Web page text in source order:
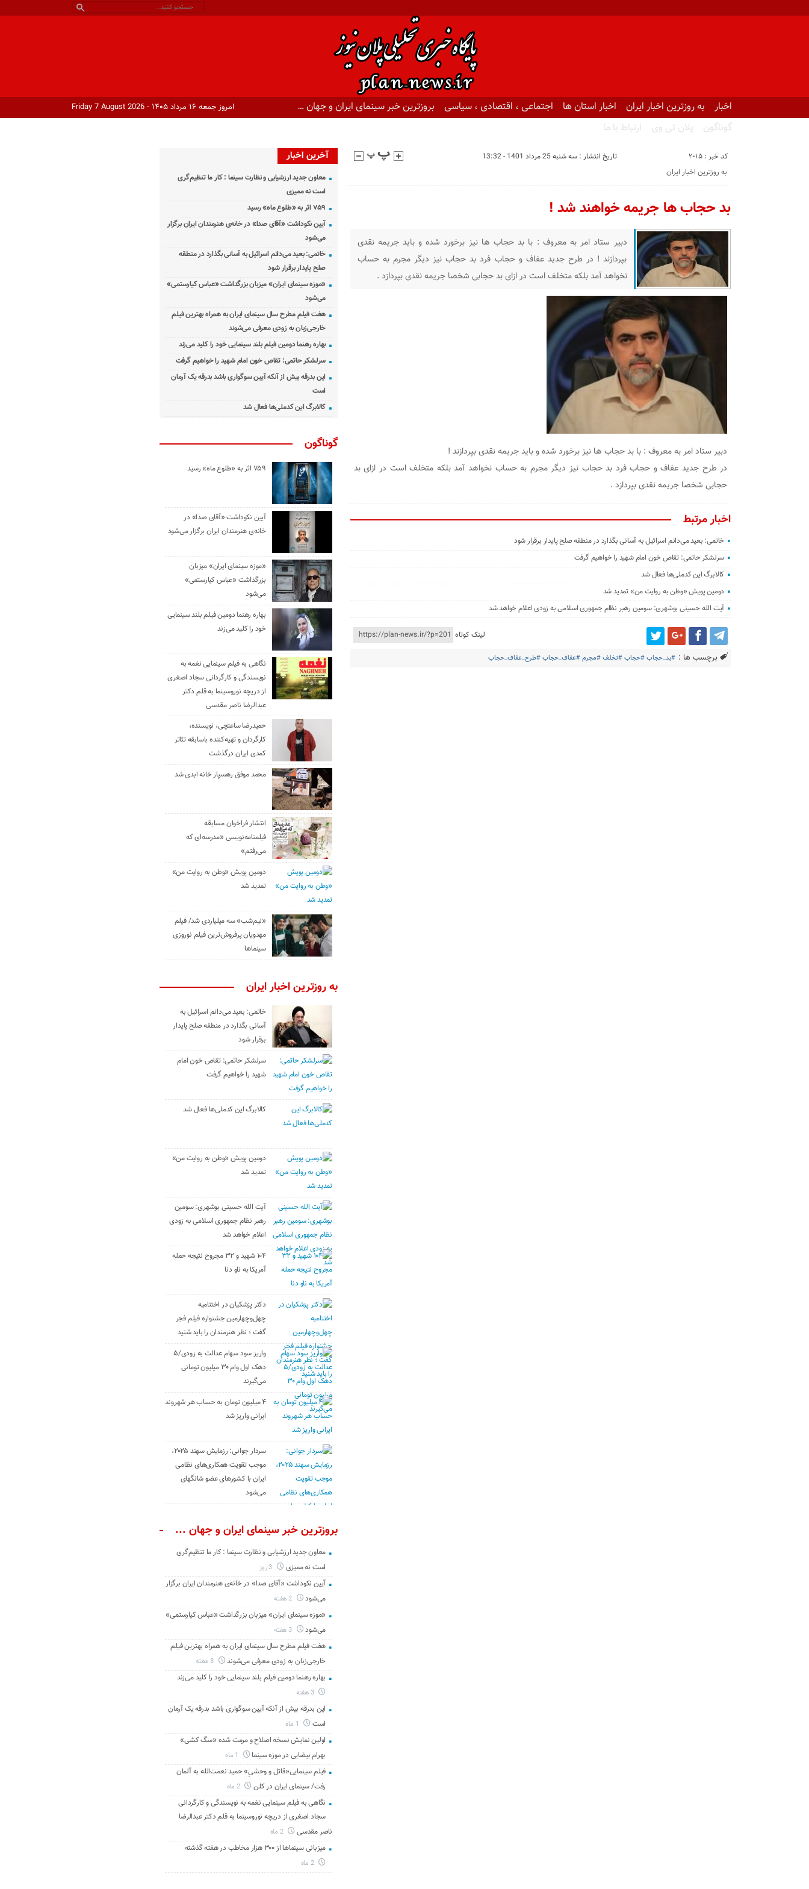
اخبار به روزترین اخبار ایران اخبار استان ها اجتماعی ، اقتصادی ، سیاسی
بروزترین خبر سینمای ایران و جهان …
گوناگون
پلان تی وی ارتباط با ما
امروز جمعه ۱۶ مرداد ۱۴۰۵ - Friday 7 August 2026
کد خبر : 2015
تاریخ انتشار : سه شنبه 25 مرداد 1401 - 13:32
به روزترین اخبار ایران
بد حجاب ها جریمه خواهند شد !
دبیر ستاد امر به معروف : با بد حجاب ها نیز برخورد شده و باید جریمه نقدی
بپردازند ! در طرح جدید عفاف و حجاب فرد بد حجاب نیز دیگر مجرم به حساب
نخواهد آمد بلکه متخلف است در ازای بد حجابی شخصا جریمه نقدی بپردازد .
دبیر ستاد امر به معروف : با بد حجاب ها نیز برخورد شده و باید جریمه نقدی بپردازند !
در طرح جدید عفاف و حجاب فرد بد حجاب نیز دیگر مجرم به حساب نخواهد آمد بلکه متخلف است در ازای بد
حجابی شخصا جریمه نقدی بپردازد .
اخبار مرتبط
خاتمی: بعید می‌دانم اسرائیل به آسانی بگذارد در منطقه صلح پایدار برقرار شود
سرلشکر حاتمی: تقاص خون امام شهید را خواهیم گرفت
کالابرگ این کدملی‌ها فعال شد
دومین پویش «وطن به روایت من» تمدید شد
آیت الله حسینی بوشهری: سومین رهبر نظام جمهوری اسلامی به زودی اعلام خواهد شد
لینک کوتاه
برچسب ها : #بد_حجاب #حجاب #تخلف #مجرم #عفاف_حجاب #طرح_عفاف_حجاب
آخرین اخبار
معاون جدید ارزشیابی و نظارت سینما : کار ما تنظیم‌گری
است نه ممیزی
۷۵۹ اثر به «طلوع ماه» رسید
آیین نکوداشت «آقای صدا» در خانه‌ی هنرمندان ایران برگزار
می‌شود
خاتمی: بعید می‌دانم اسرائیل به آسانی بگذارد در منطقه
صلح پایدار برقرار شود
«موزه سینمای ایران» میزبان بزرگداشت «عباس کیارستمی»
می‌شود
هفت فیلم مطرح سال سینمای ایران به همراه بهترین فیلم
خارجی‌زبان به زودی معرفی می‌شوند
بهاره رهنما دومین فیلم بلند سینمایی خود را کلید می‌زند
سرلشکر حاتمی: تقاص خون امام شهید را خواهیم گرفت
این بدرقه بیش از آنکه آیین سوگواری باشد بدرقه یک آرمان
است
کالابرگ این کدملی‌ها فعال شد
گوناگون
۷۵۹ اثر به «طلوع ماه» رسید
آیین نکوداشت «آقای صدا» در
خانه‌ی هنرمندان ایران برگزار می‌شود
«موزه سینمای ایران» میزبان
بزرگداشت «عباس کیارستمی»
می‌شود
بهاره رهنما دومین فیلم بلند سینمایی
خود را کلید می‌زند
نگاهی به فیلم سینمایی نغمه به
نویسندگی و کارگردانی سجاد اصغری
از دریچه نوروسینما به قلم دکتر
عبدالرضا ناصر مقدسی
حمیدرضا ساعتچی، نویسنده،
کارگردان و تهیه‌کننده باسابقه تئاتر
کمدی ایران درگذشت
محمد موفق رهسپار خانه ابدی شد
انتشار فراخوان مسابقه
فیلمنامه‌نویسی «مدرسه‌ای که
می‌رفتم»
دومین پویش «وطن به روایت من»
تمدید شد
«نیم‌شب» سه میلیاردی شد/ فیلم
مهدویان پرفروش‌ترین فیلم نوروزی
سینماها
به روزترین اخبار ایران
خاتمی: بعید می‌دانم اسرائیل به
آسانی بگذارد در منطقه صلح پایدار
برقرار شود
سرلشکر حاتمی: تقاص خون امام
شهید را خواهیم گرفت
کالابرگ این کدملی‌ها فعال شد
دومین پویش «وطن به روایت من»
تمدید شد
آیت الله حسینی بوشهری: سومین
رهبر نظام جمهوری اسلامی به زودی
اعلام خواهد شد
۱۰۴ شهید و ۳۲ مجروح نتیجه حمله
آمریکا به ناو دنا
دکتر پزشکیان در اختتامیه
چهل‌وچهارمین جشنواره فیلم فجر
گفت ؛ نظر هنرمندان را باید شنید
واریز سود سهام عدالت به زودی/۵
دهک اول وام ۳۰ میلیون تومانی
می‌گیرند
۴ میلیون تومان به حساب هر شهروند
ایرانی واریز شد
سردار جوانی: رزمایش سهند ۲۰۲۵،
موجب تقویت همکاری‌های نظامی
ایران با کشور‌های عضو شانگهای
می‌شود
بروزترین خبر سینمای ایران و جهان ...
معاون جدید ارزشیابی و نظارت سینما : کار ما تنظیم‌گری
است نه ممیزی
آیین نکوداشت «آقای صدا» در خانه‌ی هنرمندان ایران برگزار
می‌شود
2 هفته
«موزه سینمای ایران» میزبان بزرگداشت «عباس کیارستمی»
می‌شود
3 هفته
هفت فیلم مطرح سال سینمای ایران به همراه بهترین فیلم
خارجی‌زبان به زودی معرفی می‌شوند
3 هفته
بهاره رهنما دومین فیلم بلند سینمایی خود را کلید می‌زند
3 هفته
این بدرقه بیش از آنکه آیین سوگواری باشد بدرقه یک آرمان
است
اولین نمایش نسخه اصلاح و مرمت شده «سگ کشی»
بهرام بیضایی در موزه سینما
فیلم سینمایی«قاتل و وحشیِ» حمید نعمت‌الله به آلمان
رفت/ سینمای ایران در کلن
2 ماه
نگاهی به فیلم سینمایی نغمه به نویسندگی و کارگردانی
سجاد اصغری از دریچه نوروسینما به قلم دکتر عبدالرضا
ناصر مقدسی
2 ماه
میزبانی سینماها از ۳۰۰ هزار مخاطب در هفته گذشته
2 ماه